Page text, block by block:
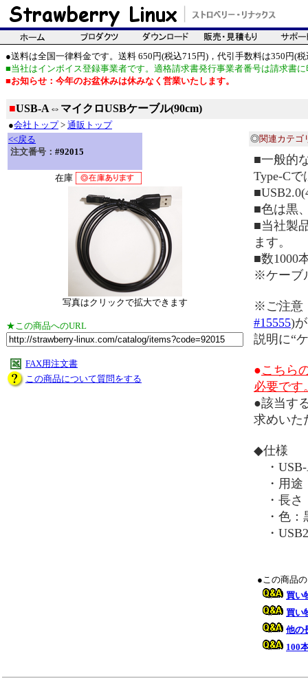
●送料は全国一律料金です。送料 650円(税込715円)，代引手数料は350円(税
■当社はインボイス登録事業者です。適格請求書発行事業者番号は請求書
■お知らせ：今年のお盆休みは休みなく営業いたします。
■USB-A⇔マイクロUSBケーブル(90cm)
●会社トップ> 通販トップ
<<戻る
注文番号： #92015
在庫
写真はクリックで拡大できます
★この商品へのURL
FAX用注文書
この商品について質問をする
◎関連カテゴ
■一般的
Type-C
■色は黒
■当社製
ます。
■数1000
※ケーブ
※ご注意
#15555)
説明に“
●こちら
必要です
●該当す
求めいた
◆仕様
・USB-
・用途
・長さ
・色：
・
●この商品
買い
買い
他の
100